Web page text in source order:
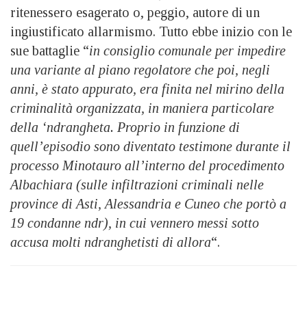
ritenessero esagerato o, peggio, autore di un
ingiustificato allarmismo. Tutto ebbe inizio con le
sue battaglie “in consiglio comunale per impedire
una variante al piano regolatore che poi, negli
anni, è stato appurato, era finita nel mirino della
criminalità organizzata, in maniera particolare
della ‘ndrangheta. Proprio in funzione di
quell’episodio sono diventato testimone durante il
processo Minotauro all’interno del procedimento
Albachiara (sulle infiltrazioni criminali nelle
province di Asti, Alessandria e Cuneo che portò a
19 condanne ndr), in cui vennero messi sotto
accusa molti ndranghetisti di allora“.